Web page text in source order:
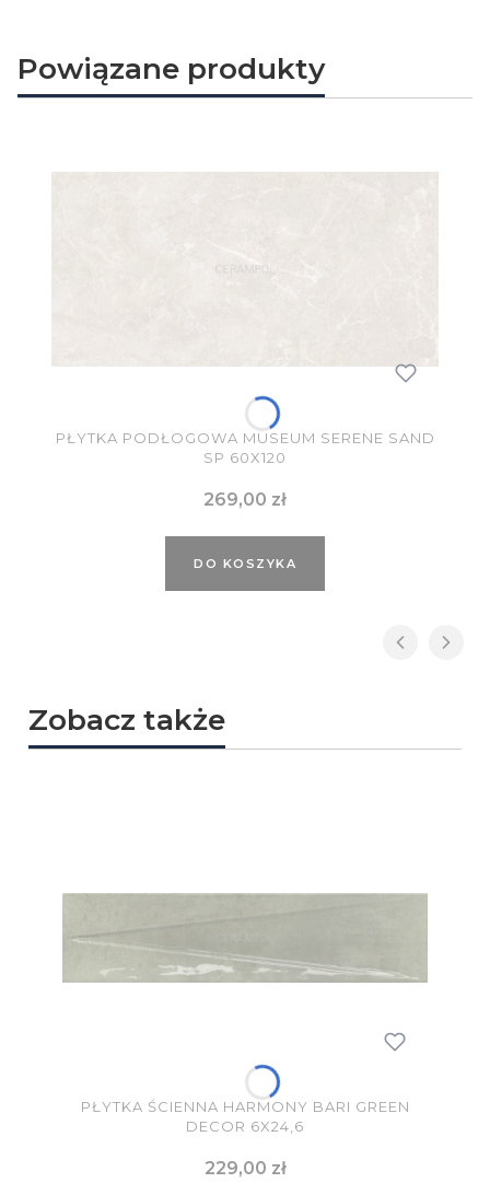
Powiązane produkty
PŁYTKA PODŁOGOWA MUSEUM SERENE SAND
SP 60X120
Cena
269,00 zł
DO KOSZYKA
Zobacz także
PŁYTKA ŚCIENNA HARMONY BARI GREEN
DECOR 6X24,6
Cena
229,00 zł